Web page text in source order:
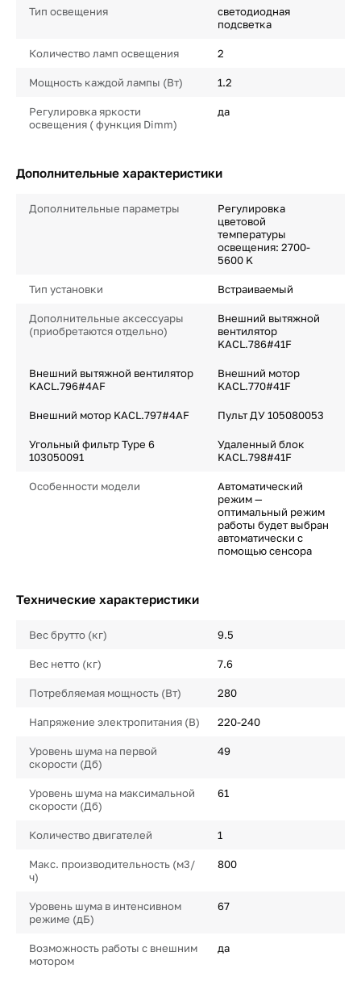
Тип освещения
светодиодная
подсветка
Количество ламп освещения 2
Мощность каждой лампы (Вт) 1.2
Регулировка яркости
освещения ( функция Dimm)
да
Дополнительные характеристики
Дополнительные параметры
Регулировка
цветовой
температуры
освещения: 2700-
5600 K
Тип установки Встраиваемый
Дополнительные аксессуары
(приобретаются отдельно)
Внешний вытяжной
вентилятор
KACL.786#41F
Внешний вытяжной вентилятор
KACL.796#4AF
Внешний мотор
KACL.770#41F
Внешний мотор KACL.797#4AF Пульт ДУ 105080053
Угольный фильтр Type 6
103050091
Удаленный блок
KACL.798#41F
Особенности модели
Автоматический
режим —
оптимальный режим
работы будет выбран
автоматически с
помощью сенсора
Технические характеристики
Вес брутто (кг) 9.5
Вес нетто (кг) 7.6
Потребляемая мощность (Вт) 280
Напряжение электропитания (В) 220-240
Уровень шума на первой
скорости (Дб)
49
Уровень шума на максимальной
скорости (Дб)
61
Количество двигателей 1
Макс. производительность (м3/
ч)
800
Уровень шума в интенсивном
режиме (дБ)
67
Возможность работы с внешним
мотором
да